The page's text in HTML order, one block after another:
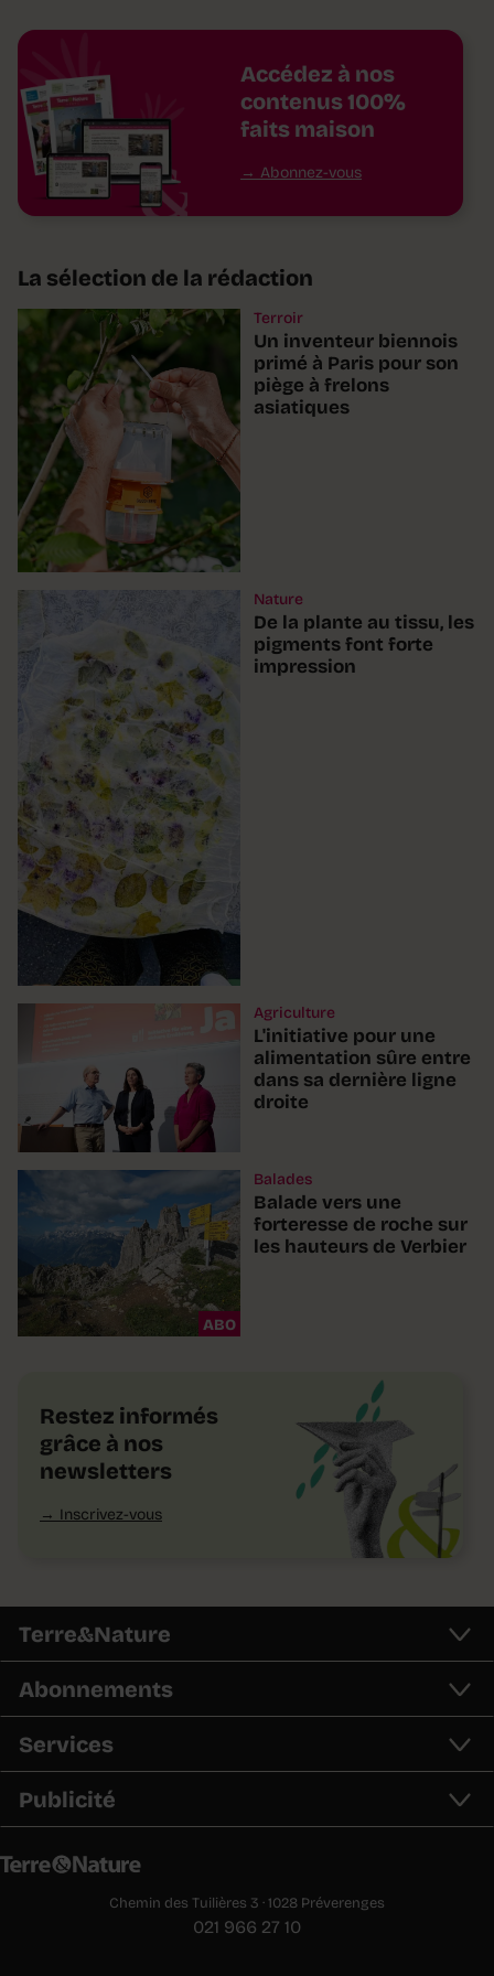
Accédez à nos
contenus 100%
faits maison
Abonnez-vous
La sélection de la rédaction
Terroir
Un inventeur biennois
primé à Paris pour son
piège à frelons
asiatiques
Nature
De la plante au tissu, les
pigments font forte
impression
Agriculture
L'initiative pour une
alimentation sûre entre
dans sa dernière ligne
droite
ABO
Balades
Balade vers une
forteresse de roche sur
les hauteurs de Verbier
Restez informés
grâce à nos
newsletters
Inscrivez-vous
Terre&Nature
Abonnements
Services
Publicité
Chemin des Tuilières 3 · 1028 Préverenges
021 966 27 10